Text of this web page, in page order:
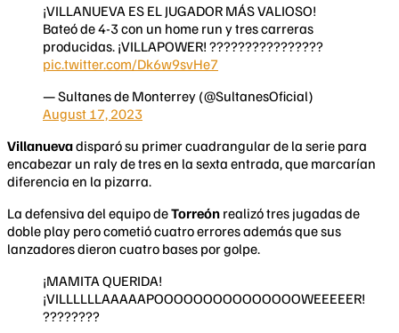
¡VILLANUEVA ES EL JUGADOR MÁS VALIOSO!
Bateó de 4-3 con un home run y tres carreras
producidas. ¡VILLAPOWER! ????????????????
pic.twitter.com/Dk6w9svHe7
— Sultanes de Monterrey (@SultanesOficial)
August 17, 2023
Villanuevadisparó su primer cuadrangular de la serie para
encabezar un raly de tres en la sexta entrada, que marcarían
diferencia en la pizarra.
La defensiva del equipo deTorreón realizó tres jugadas de
doble play pero cometió cuatro errores además que sus
lanzadores dieron cuatro bases por golpe.
¡MAMITA QUERIDA!
¡VILLLLLLAAAAAPOOOOOOOOOOOOOOOWEEEEER!
????????